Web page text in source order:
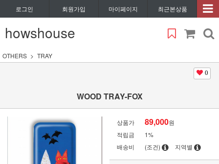
로그인 회원가입 마이페이지 최근본상품
howshouse
OTHERS TRAY
0
WOOD TRAY-FOX
상품가 89,000원
적립금
1%
배송비
(조건) 지역별